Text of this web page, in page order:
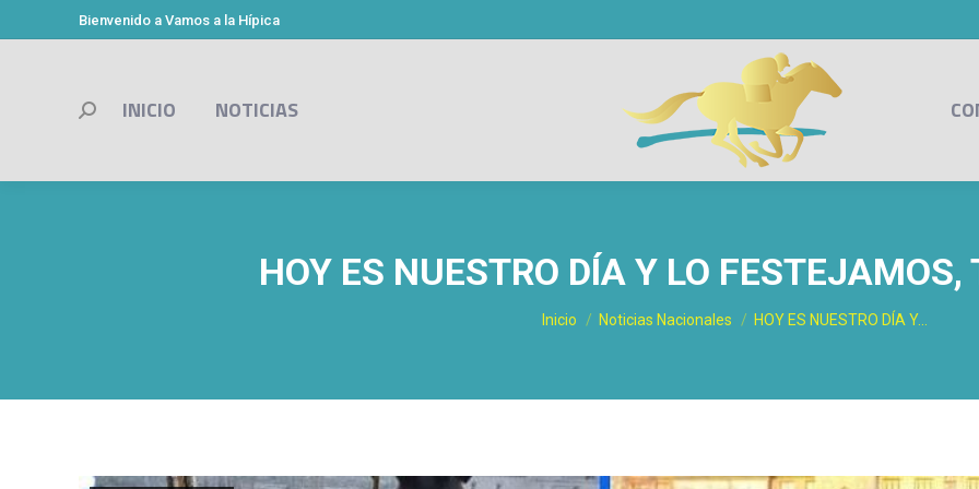
Bienvenido a Vamos a la Hípica
INICIO NOTICIAS
Buscar:
HOY ES NUESTRO DÍA Y LO
Estás aquí:
Inicio Noticias Nacionales HOY ES NUESTRO DÍA Y…